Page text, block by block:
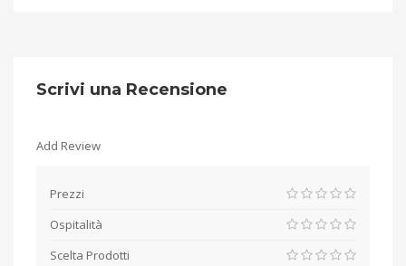
Scrivi una Recensione
Add Review
Prezzi
Ospitalità
Scelta Prodotti